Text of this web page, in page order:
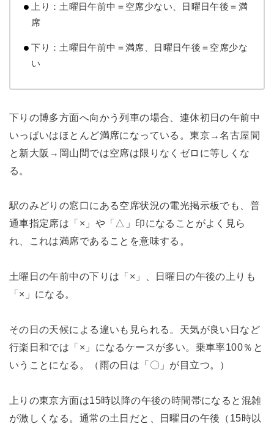
上り：土曜日午前中＝空席少ない、日曜日午後＝満
席
下り：土曜日午前中＝満席、日曜日午後＝空席少な
い
下りの博多方面へ向かう列車の場合、連休初日の午前中
いっぱいはほとんど満席になっている。東京→名古屋間
と新大阪→岡山間では空席は限りなくゼロに等しくな
る。
駅のみどりの窓口にある空席状況の電光掲示板でも、普
通車指定席は「×」や「△」印になることがよく見ら
れ、これは満席であることを意味する。
土曜日の午前中の下りは「×」、日曜日の午後の上りも
「×」になる。
その日の天候による違いも見られる。天気が良い日など
行楽日和では「×」になるケースが多い。乗車率100％と
いうことになる。（雨の日は「〇」が目立つ。）
上りの東京方面は15時以降の午後の時間帯になると混雑
が激しくなる。通常の土日だと、日曜日の午後（15時以